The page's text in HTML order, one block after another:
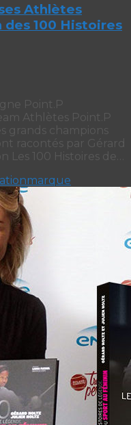
Athlètes
100 Histoires
Point.P
Athlètes Point.P
grands champions
racontés par Gérard
100 Histoires de…
marque